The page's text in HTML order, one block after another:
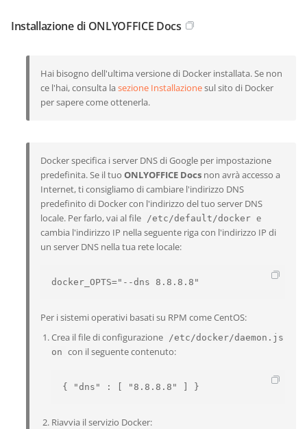
Installazione di ONLYOFFICE Docs
Hai bisogno dell'ultima versione di Docker installata. Se non
ce l'hai, consulta la sezione Installazionesul sito di Docker
per sapere come ottenerla.
Docker specifica i server DNS di Google per impostazione
predefinita. Se il tuo ONLYOFFICE Docs non avrà accesso a
Internet, ti consigliamo di cambiare l'indirizzo DNS
predefinito di Docker con l'indirizzo del tuo server DNS
locale. Per farlo, vai al file /etc/default/docker e
cambia l'indirizzo IP nella seguente riga con l'indirizzo IP di
un server DNS nella tua rete locale:
docker_OPTS="--dns 8.8.8.8"
Per i sistemi operativi basati su RPM come CentOS:
Crea il file di configurazione /etc/docker/daemon.js
on con il seguente contenuto:
{ "dns" : [ "8.8.8.8" ] }
Riavvia il servizio Docker: